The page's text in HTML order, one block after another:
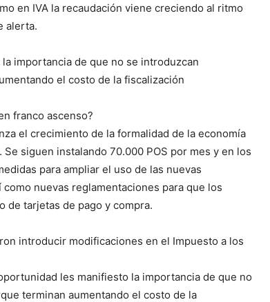
en IVA la recaudación viene creciendo al ritmo
alerta.
importancia de que no se introduzcan
el costo de la fiscalización
franco ascenso?
el crecimiento de la formalidad de la economía
siguen instalando 70.000 POS por mes y en los
para ampliar el uso de las nuevas
nuevas reglamentaciones para que los
de tarjetas de pago y compra.
introducir modificaciones en el Impuesto a los
les manifiesto la importancia de que no
terminan aumentando el costo de la